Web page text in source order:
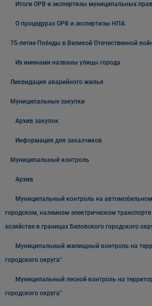
Итоги ОРВ и экспертизы муниципальных
О процедурах ОРВ и экспертизы НПА
75-летие Победы в Великой Отечественной
Их именами названы улицы города
Ликвидация аварийного жилья
Муниципальные закупки
Архив закупок
Информация для заказчиков
Муниципальный контроль
Архив
Муниципальный контроль на автомобильном
городском, наземном электрическом
хозяйстве в границах Беловского городского
Муниципальный жилищный контроль на
городского округа"
Муниципальный лесной контроль на
городского округа"